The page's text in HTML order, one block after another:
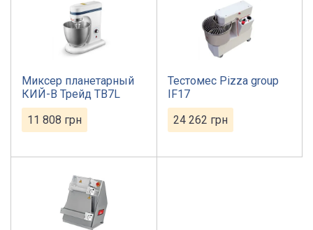
Миксер планетарный
КИЙ-В Трейд TB7L
11 808 грн
Тестомес Pizza group
IF17
24 262 грн